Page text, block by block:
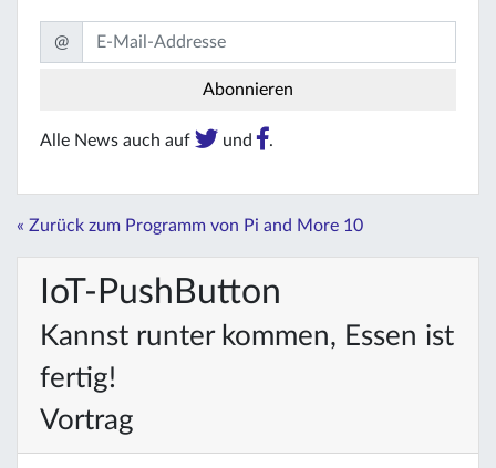
@
Alle News auch auf und .
« Zurück zum Programm von Pi and More 10
IoT-PushButton
Kannst runter kommen, Essen ist
fertig!
Vortrag